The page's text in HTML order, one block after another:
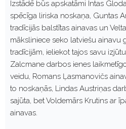
Izstādē būs apskatāmi Intas
spēcīga liriska noskaņa, Guntas
tradīcijās balstītas ainavas un
māksliniece seko latviešu ainavu
tradīcijām, ieliekot tajos savu
Zalcmane darbos ienes
veidu, Romans Ļasmanovičs
to noskaņās, Lindas Austriņas
sajūta, bet Voldemārs Krutins ar
ainavas.